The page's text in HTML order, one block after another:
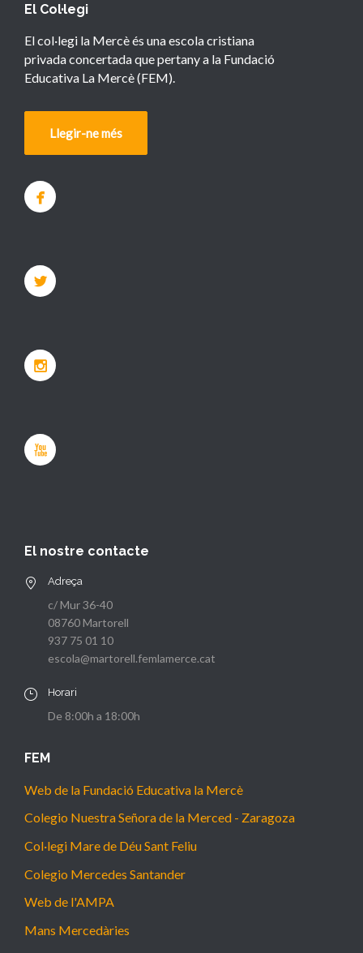
El Col·legi
El col·legi la Mercè és una escola cristiana
privada concertada que pertany a la Fundació
Educativa La Mercè (FEM).
Llegir-ne més
El nostre contacte
Adreça
c/ Mur 36-40
08760 Martorell
937 75 01 10
escola@martorell.femlamerce.cat
Horari
De 8:00h a 18:00h
FEM
Web de la Fundació Educativa la Mercè
Colegio Nuestra Señora de la Merced - Zaragoza
Col·legi Mare de Déu Sant Feliu
Colegio Mercedes Santander
Web de l'AMPA
Mans Mercedàries